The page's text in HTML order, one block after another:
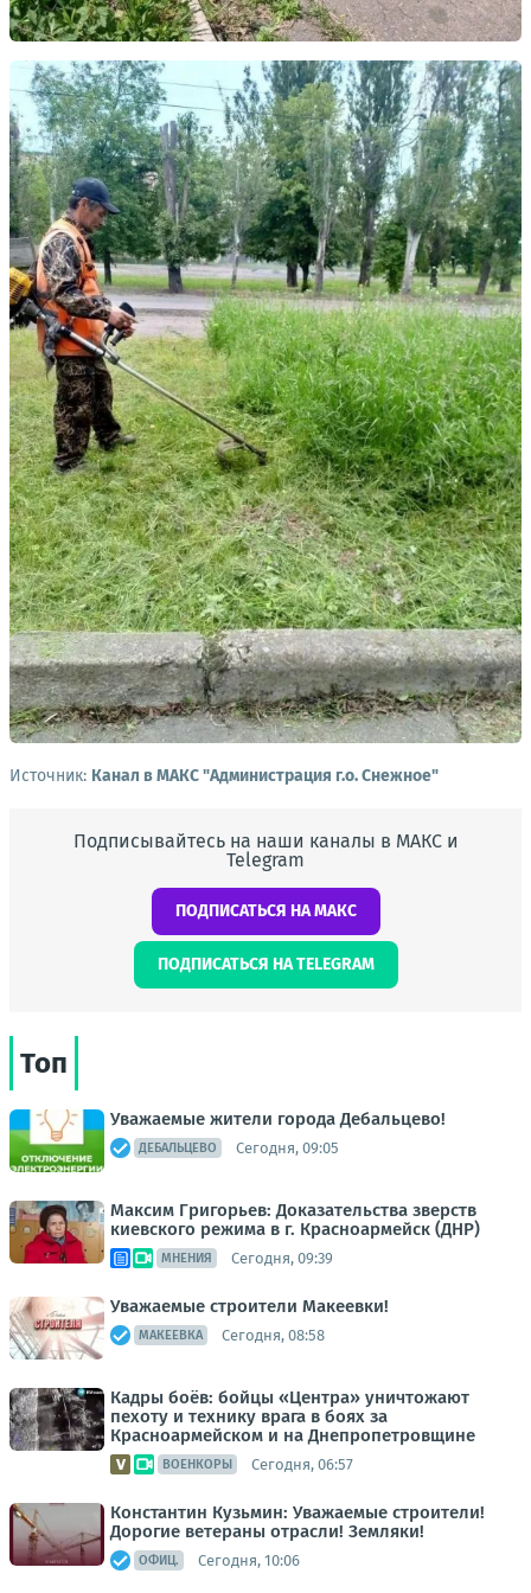
Источник: Канал в МАКС "Администрация г.о. Снежное"
Подписывайтесь на наши каналы в МАКС и
Telegram
ПОДПИСАТЬСЯ НА МАКС
ПОДПИСАТЬСЯ НА TELEGRAM
Топ
Уважаемые жители города Дебальцево!
ДЕБАЛЬЦЕВО Сегодня, 09:05
Максим Григорьев: Доказательства зверств
киевского режима в г. Красноармейск (ДНР)
МНЕНИЯ Сегодня, 09:39
Уважаемые строители Макеевки!
МАКЕЕВКА Сегодня, 08:58
Кадры боёв: бойцы «Центра» уничтожают
пехоту и технику врага в боях за
Красноармейском и на Днепропетровщине
ВОЕНКОРЫ Сегодня, 06:57
Константин Кузьмин: Уважаемые строители!
Дорогие ветераны отрасли! Земляки!
ОФИЦ. Сегодня, 10:06